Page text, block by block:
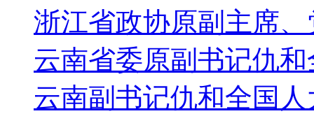
浙江省政协原副主席
云南省委原副书记仇
云南副书记仇和全国